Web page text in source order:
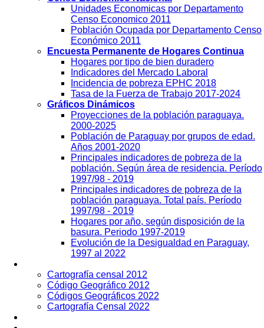
persona de 60 años y más de edad
Viviendas particulares en comunidades
indígenas con NBI
Paraguay. Estimaciones y Proyecciones de la
población nacional al 30 de junio, 1950-2050
Paraguay. Estimaciones y Proyecciones de la
esperanza de vida al nacer al 30 de junio,
1950-2050
Censo Económico Nacional
Unidades Economicas por Departamento
Censo Economico 2011
Población Ocupada por Departamento Censo
Económico 2011
Encuesta Permanente de Hogares Continua
Hogares por tipo de bien duradero
Indicadores del Mercado Laboral
Incidencia de pobreza EPHC 2018
Tasa de la Fuerza de Trabajo 2017-2024
Gráficos Dinámicos
Proyecciones de la población paraguaya.
2000-2025
Población de Paraguay por grupos de edad.
Años 2001-2020
Principales indicadores de pobreza de la
población. Según área de residencia. Período
1997/98 - 2019
Principales indicadores de pobreza de la
población paraguaya. Total país. Período
1997/98 - 2019
Hogares por año, según disposición de la